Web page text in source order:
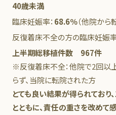
40歳未満
臨床妊娠率： 68.6％（他院から
反復着床不全の方の臨床妊娠率
上半期総移植件数
967件
※反復着床不全：他院で2回以
らず、当院に転院された方
とても良い結果が得られており
とともに、責任の重さを改めて